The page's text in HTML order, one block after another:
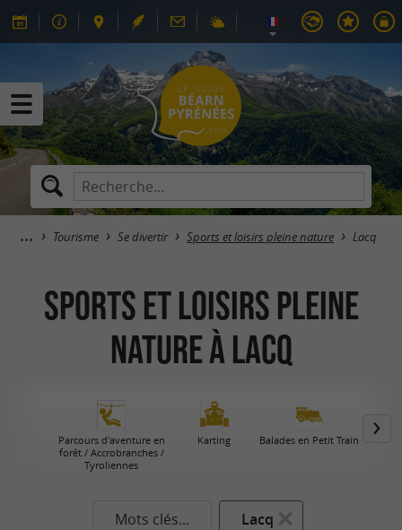
Tourisme Se divertir Sports et loisirs pleine nature Lacq
Sports et loisirs pleine
nature à Lacq
Parcours d'aventure en
forêt / Accrobranches /
Tyroliennes
Karting Balades en Petit Train
Mots clés... Lacq